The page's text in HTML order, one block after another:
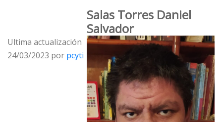
Salas Torres Daniel
Salvador
Ultima actualización
24/03/2023 por pcyti